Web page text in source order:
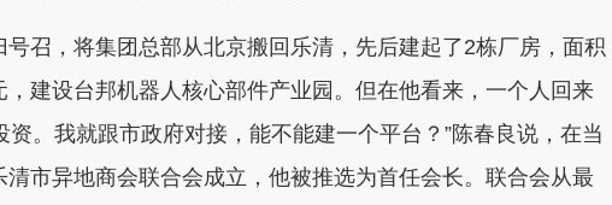
，将集团总部从北京搬回乐清，先后建起了2栋厂房，面积
建设台邦机器人核心部件产业园。但在他看来，一个人回来
。我就跟市政府对接，能不能建一个平台？”陈春良说，在当
市异地商会联合会成立，他被推选为首任会长。联合会从最